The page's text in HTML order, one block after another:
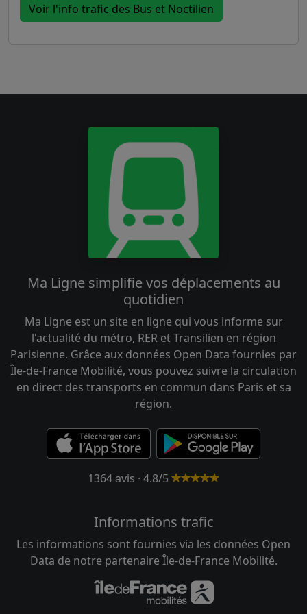
Voir l'info trafic des Bus et Noctilien
Ma Ligne simplifie vos déplacements au
quotidien
Ma Ligne est un site en ligne qui vous informe sur
l'actualité du métro, RER et Transilien en région
Parisienne. Grâce aux données Open Data fournies par
Île-de-France Mobilité, vous pouvez suivre la circulation
en direct des transports en commun dans Paris et sa
région.
1364 avis · 4.8/5
Informations trafic
Les informations sont fournies via les données Open
Data de notre partenaire Île-de-France Mobilité.